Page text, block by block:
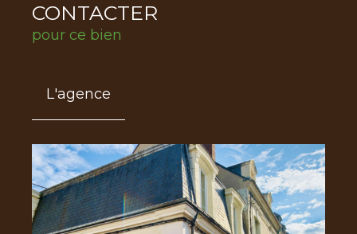
CONTACTER
pour ce bien
L'agence